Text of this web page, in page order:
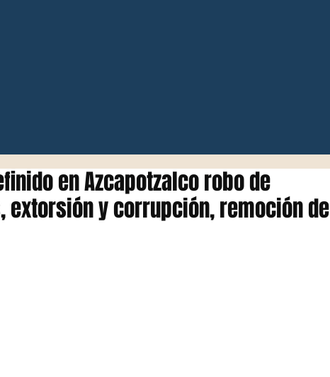
en Azcapotzalco robo de
extorsión y corrupción, remoción de